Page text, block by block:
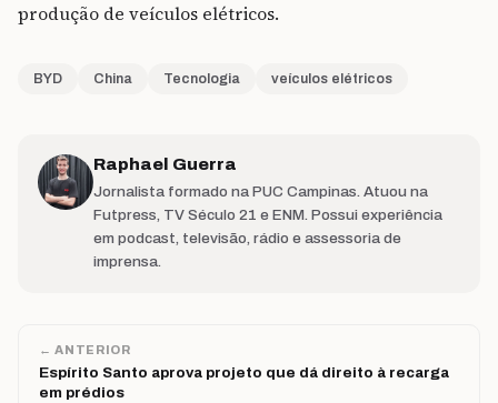
produção de veículos elétricos.
BYD China Tecnologia veículos elétricos
Raphael Guerra
Jornalista formado na PUC Campinas. Atuou na
Futpress, TV Século 21 e ENM. Possui experiência
em podcast, televisão, rádio e assessoria de
imprensa.
← ANTERIOR
Espírito Santo aprova projeto que dá direito à recarga
em prédios